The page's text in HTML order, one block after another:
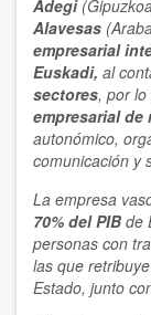
Adegi
Alavesas
empresarial
Euskadi, al
sectores, por
empresarial de
autonómico,
comunicación y
La empresa
70% del PIB de
personas con
las que
Estado, junto